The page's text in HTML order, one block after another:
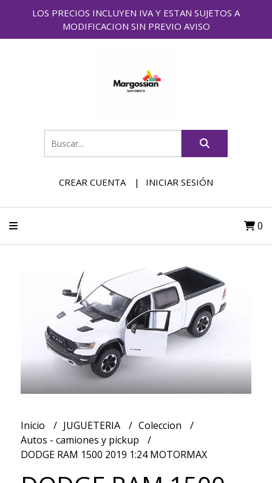
LOS PRECIOS INCLUYEN IVA Y ESTAN SUJETOS A
MODIFICACION SIN PREVIO AVISO
CREAR CUENTA INICIAR SESIÓN
0
Inicio JUGUETERIA
Coleccion
Autos - camiones y pickup
DODGE RAM 1500 2019 1:24 MOTORMAX